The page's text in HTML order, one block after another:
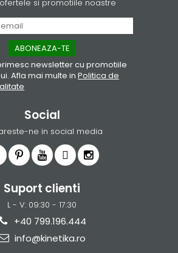
si promotiile noastre
newsletter cu promotiile
Afla mai multe in Politica de
Social
ne in social media
Suport clienti
L - V: 09:30 - 17:30
+40 799.196.444
info@kinetika.ro